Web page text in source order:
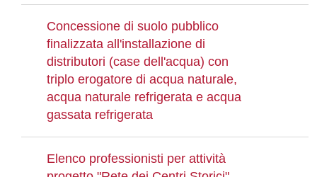
Concessione di suolo pubblico
finalizzata all'installazione di
distributori (case dell'acqua) con
triplo erogatore di acqua naturale,
acqua naturale refrigerata e acqua
gassata refrigerata
Elenco professionisti per attività